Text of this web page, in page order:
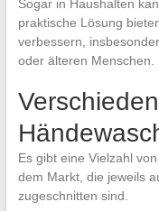
Sogar in Haushalten
praktische Lösung
verbessern,
oder älteren Menschen.
Es gibt eine Vielzahl
dem Markt, die jeweils
zugeschnitten sind.